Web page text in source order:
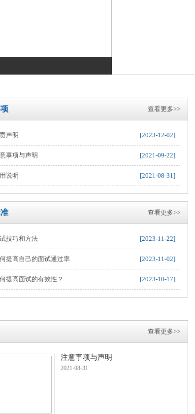
查看更多>>
声明 [2023-12-02]
事项与声明 [2021-09-22]
说明 [2021-08-31]
查看更多>>
技巧和方法 [2023-11-22]
提高自己的面试通过率 [2023-11-02]
提高面试的有效性？ [2023-10-17]
查看更多>>
注意事项与声明
2021-08-31